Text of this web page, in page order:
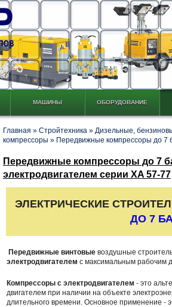
МАШИНЫ ОБОРУДОВАНИЕ
Главная » Стройтехника » Дизельные,
компрессоры » Передвижные компрессоры до 7
Передвижные компрессоры до 7
электродвигателем серии XA 57-77
ЭЛЕКТРИЧЕСКИЕ
ДО 7
Передвижные винтовые воздушные
электродвигателем с максимальным рабочим
Компрессоры с электродвигателем - это
двигателем при наличии на объекте
длительного времени. Основное применение -